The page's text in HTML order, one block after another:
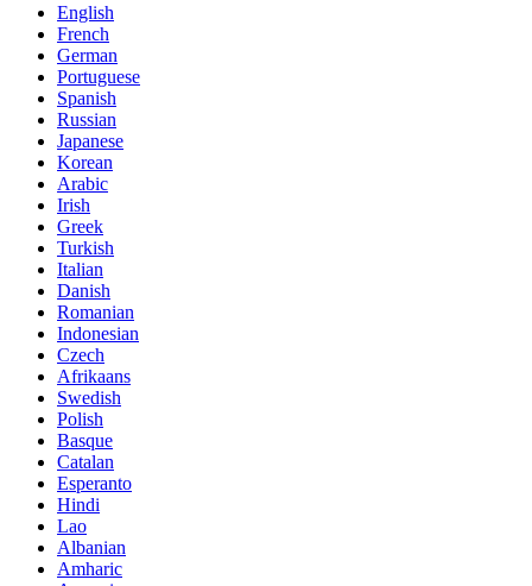
English
French
German
Portuguese
Spanish
Russian
Japanese
Korean
Arabic
Irish
Greek
Turkish
Italian
Danish
Romanian
Indonesian
Czech
Afrikaans
Swedish
Polish
Basque
Catalan
Esperanto
Hindi
Lao
Albanian
Amharic